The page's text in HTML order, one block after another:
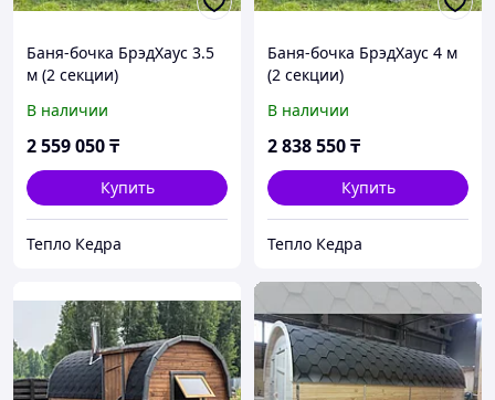
Баня-бочка БрэдХаус 3.5
м (2 секции)
В наличии
2 559 050₸
Купить
Тепло Кедра
Баня-бочка БрэдХаус 4 м
(2 секции)
В наличии
2 838 550₸
Купить
Тепло Кедра